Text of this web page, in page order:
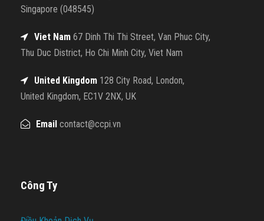
Singapore (048545)
Viet Nam 67 Dinh Thi Thi Street, Van Phuc City,
Thu Duc District, Ho Chi Minh City, Viet Nam
United Kingdom 128 City Road, London,
United Kingdom, EC1V 2NX, UK
Email contact@ccpi.vn
Công Ty